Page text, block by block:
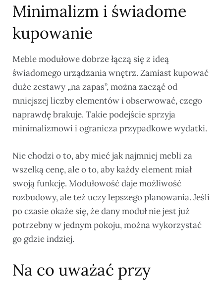
Minimalizm i świadome
kupowanie
Meble modułowe dobrze łączą się z ideą
świadomego urządzania wnętrz. Zamiast kupować
duże zestawy „na zapas”, można zacząć od
mniejszej liczby elementów i obserwować, czego
naprawdę brakuje. Takie podejście sprzyja
minimalizmowi i ogranicza przypadkowe wydatki.
Nie chodzi o to, aby mieć jak najmniej mebli za
wszelką cenę, ale o to, aby każdy element miał
swoją funkcję. Modułowość daje możliwość
rozbudowy, ale też uczy lepszego planowania. Jeśli
po czasie okaże się, że dany moduł nie jest już
potrzebny w jednym pokoju, można wykorzystać
go gdzie indziej.
Na co uważać przy